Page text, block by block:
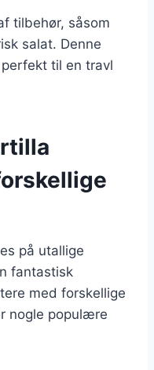
tilbehør, såsom
salat. Denne
til en travl
på utallige
fantastisk
med forskellige
nogle populære